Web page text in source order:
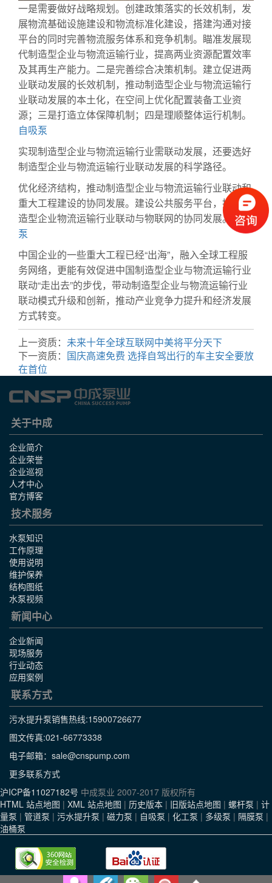
一是需要做好战略规划。创建政策落实的长效机制，发
展物流基础设施建设和物流标准化建设，搭建沟通对接
平台的同时完善物流服务体系和竞争机制。瞄准发展现
代制造型企业与物流运输行业，提高两业资源配置效率
及其再生产能力。二是完善综合决策机制。建立促进两
业联动发展的长效机制，推动制造型企业与物流运输行
业联动发展的本土化，在空间上优化配置装备工业资
源；三是打造立体保障机制；四是理顺整体运行机制。
自吸泵
实现制造型企业与物流运输行业需联动发展，还要选好
制造型企业与物流运输行业联动发展的科学路径。
优化经济结构，推动制造型企业与物流运输行业联动和
重大工程建设的协同发展。建设公共服务平台，推动制
造型企业物流运输行业联动与物联网的协同发展。
化工
泵
中国企业的一些重大工程已经“出海”，融入全球工程服
务网络，更能有效促进中国制造型企业与物流运输行业
联动“走出去”的步伐，带动制造型企业与物流运输行业
联动模式升级和创新，推动产业竞争力提升和经济发展
方式转变。
上一资质： 未来十年全球互联网中美将平分天下
下一资质： 国庆高速免费 选择自驾出行的车主安全要放
在首位
关于中成
企业简介
企业荣誉
企业巡视
人才中心
官方博客
技术服务
水泵知识
工作原理
使用说明
维护保养
结构图纸
水泵视频
新闻中心
企业新闻
现场服务
行业动态
应用案例
联系方式
污水提升泵销售热线:15900726677
图文传真:021-66773338
电子邮箱：sale@cnspump.com
更多联系方式
沪ICP备11027182号 中成泵业 2007-2017 版权所有
HTML 站点地图 | XML 站点地图 | 历史版本 | 旧版站点地图 | 螺杆泵 | 计
量泵 | 管道泵 | 污水提升泵 | 磁力泵 | 自吸泵 | 化工泵 | 多级泵 | 隔膜泵 |
油桶泵